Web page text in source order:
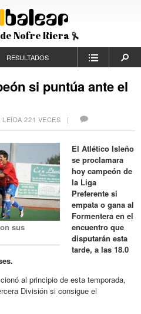
Nofre Riera
RESULTADOS
si puntúa ante el
221 VECES |
sus
El Atlético Isleño
se proclamara
hoy campeón de
la Liga
Preferente si
empata o gana al
Formentera en el
encuentro que
disputarán esta
tarde, a las 18.0
al principio de esta temporada,
División si consigue el